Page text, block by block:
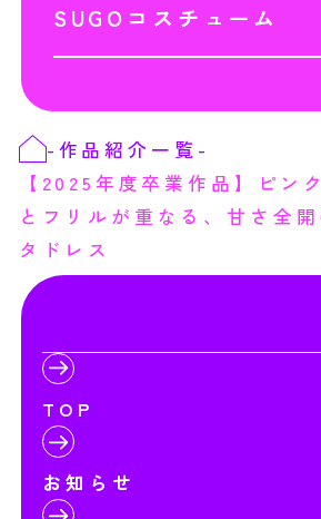
SUGOコスチューム
- 作品紹介一覧 -
【2025年度卒業作品】ピン
とフリルが重なる、甘さ全
タドレス
TOP
お知らせ